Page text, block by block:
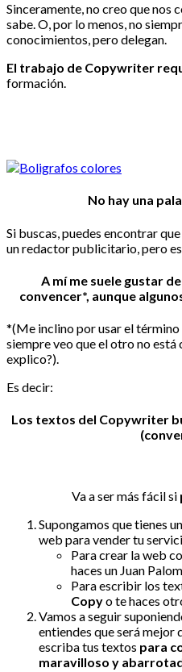
Sinceramente, no creo que nos
sabe. O, por lo menos, no
conocimientos, pero delegan.
El trabajo de Copywriter
formación.
No hay una
Si buscas, puedes encontrar
un redactor publicitario, pero
A mí me suele gustar
convencer*, aunque
*(Me inclino por usar el
siempre veo que el otro no está
explico?).
Es decir:
Los textos del Copywriter
Va a ser más fácil si
Supongamos que tienes
web para vender tu
Para crear la web
haces un Juan
Para escribir los
Copyo te haces
Vamos a seguir
entiendes que será mejor
escriba tus textos para
maravilloso y